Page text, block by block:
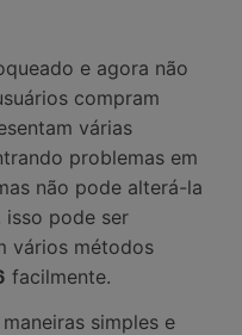
e agora não
compram
várias
problemas em
não pode alterá-la
pode ser
vários métodos
facilmente.
simples e